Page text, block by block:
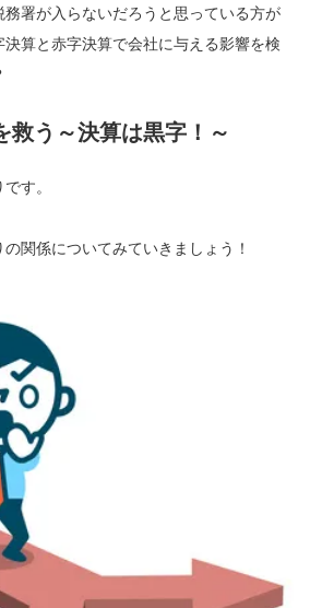
署が入らないだろうと思っている方が
算と赤字決算で会社に与える影響を検
救う～決算は黒字！～
す。
関係についてみていきましょう！